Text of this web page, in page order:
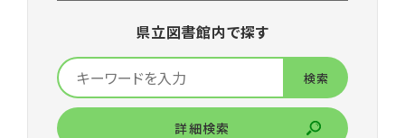
県立図書館内で探す
詳細検索